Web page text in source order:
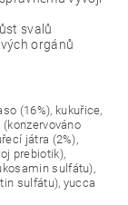
svalů
orgánů
(16%), kukuřice,
játra (2%),
prebiotik),
sulfátu),
sulfátu), yucca